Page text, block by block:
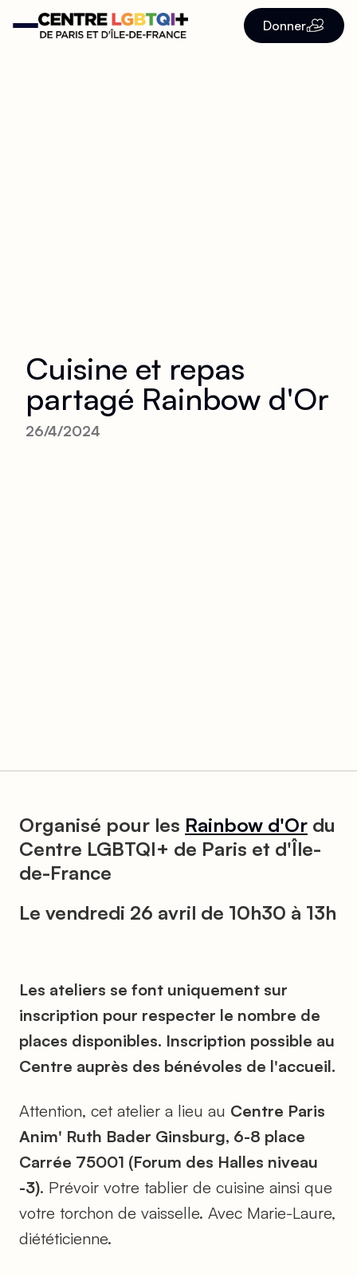
Donner
Cuisine et repas
partagé Rainbow d'Or
26/4/2024
Organisé pour les Rainbow d'Or du
Centre LGBTQI+ de Paris et d'Île-
de-France
Le vendredi 26 avril de 10h30 à 13h
Les ateliers se font uniquement sur
inscription pour respecter le nombre de
places disponibles. Inscription possible au
Centre auprès des bénévoles de l'accueil.
Attention, cet atelier a lieu au Centre Paris
Anim' Ruth Bader Ginsburg, 6-8 place
Carrée 75001 (Forum des Halles niveau
-3). Prévoir votre tablier de cuisine ainsi que
votre torchon de vaisselle. Avec Marie-Laure,
diététicienne.